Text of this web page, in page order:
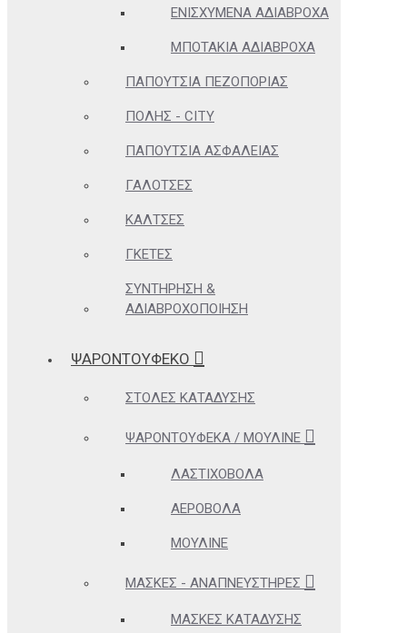
ΕΝΙΣΧΥΜΈΝΑ ΑΔΙΆΒΡΟΧΑ
ΜΠΟΤΆΚΙΑ ΑΔΙΆΒΡΟΧΑ
ΠΑΠΟΎΤΣΙΑ ΠΕΖΟΠΟΡΊΑΣ
ΠΌΛΗΣ - CITY
ΠΑΠΟΎΤΣΙΑ ΑΣΦΑΛΕΊΑΣ
ΓΑΛΌΤΣΕΣ
ΚΆΛΤΣΕΣ
ΓΚΈΤΕΣ
ΣΥΝΤΉΡΗΣΗ &
ΑΔΙΑΒΡΟΧΟΠΟΊΗΣΗ
ΨΑΡΟΝΤΟΥΦΕΚΟ
ΣΤΟΛΈΣ ΚΑΤΆΔΥΣΗΣ
ΨΑΡΟΝΤΟΎΦΕΚΑ / ΜΟΥΛΙΝΈ
ΛΑΣΤΙΧΟΒΌΛΑ
ΑΕΡΟΒΌΛΑ
ΜΟΥΛΙΝΈ
ΜΆΣΚΕΣ - ΑΝΑΠΝΕΥΣΤΉΡΕΣ
ΜΆΣΚΕΣ ΚΑΤΆΔΥΣΗΣ